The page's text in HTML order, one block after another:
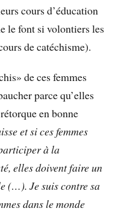
cours d’éducation
le font si volontiers les
de catéchisme).
de ces femmes
parce qu’elles
en bonne
et si ces femmes
à la
elles doivent faire un
(…). Je suis contre sa
dans le monde